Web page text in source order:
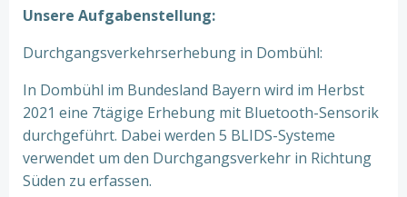
Unsere Aufgabenstellung:
Durchgangsverkehrserhebung in Dombühl:
In Dombühl im Bundesland Bayern wird im Herbst
2021 eine 7tägige Erhebung mit Bluetooth-Sensorik
durchgeführt. Dabei werden 5 BLIDS-Systeme
verwendet um den Durchgangsverkehr in Richtung
Süden zu erfassen.